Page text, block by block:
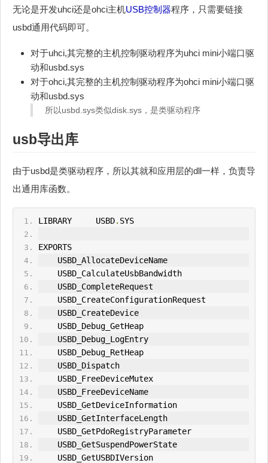
无论是开发uhci还是ohci主机USB控制器程序，只需要链接
usbd通用代码即可。
对于uhci,其完整的主机控制驱动程序为uhci mini小端口驱
动和usbd.sys
对于ohci,其完整的主机控制驱动程序为ohci mini小端口驱
动和usbd.sys
所以usbd.sys类似disk.sys，是类驱动程序
usb导出库
由于usbd是类驱动程序，所以其就和应用层的dll一样，负责导
出通用库函数。
LIBRARY     USBD. SYS
EXPORTS
    USBD_AllocateDeviceName
    USBD_CalculateUsbBandwidth
    USBD_Complete
Request
    USBD_CreateConfiguration
Request
    USBD_CreateDevice
    USBD_Debug_GetHeap
    USBD_Debug_LogEntry
    USBD_Debug_RetHeap
    USBD_Dispatch
    USBD_FreeDeviceMutex
    USBD_FreeDeviceName
    USBD_GetDeviceInformation
    USBD_GetInterfaceLength
    USBD_GetPdoRegistryParameter
    USBD_GetSuspendPowerState
    USBD_GetUSBDIVersion